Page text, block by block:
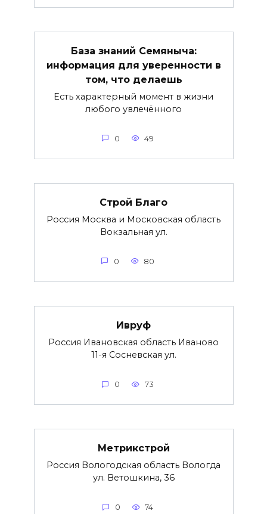
База знаний Семяныча:
информация для уверенности в
том, что делаешь
Есть характерный момент в жизни
любого увлечённого
0 49
Строй Благо
Россия Москва и Московская область
Вокзальная ул.
0 80
Ивруф
Россия Ивановская область Иваново
11-я Сосневская ул.
0 73
Метрикстрой
Россия Вологодская область Вологда
ул. Ветошкина, 36
0 74